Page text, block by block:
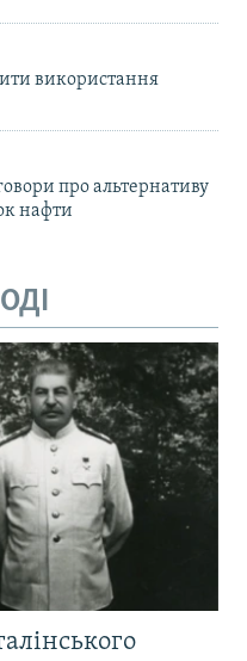
використання
про альтернативу
нафти